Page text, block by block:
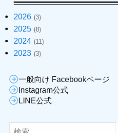
2026 (3)
2025 (8)
2024 (11)
2023 (3)
一般向け Facebookページ
Instagram公式
LINE公式
検索